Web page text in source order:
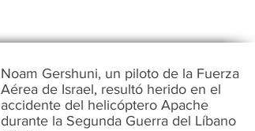
Noam Gershuni, un piloto de la Fuerza
Aérea de Israel, resultó herido en el
accidente del helicóptero Apache
durante la Segunda Guerra del Líbano